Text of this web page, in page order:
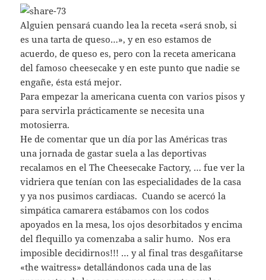
Alguien pensará cuando lea la receta «será snob, si
es una tarta de queso…», y en eso estamos de
acuerdo, de queso es, pero con la receta americana
del famoso cheesecake y en este punto que nadie se
engañe, ésta está mejor.
Para empezar la americana cuenta con varios pisos y
para servirla prácticamente se necesita una
motosierra.
He de comentar que un día por las Américas tras
una jornada de gastar suela a las deportivas
recalamos en el The Cheesecake Factory, … fue ver la
vidriera que tenían con las especialidades de la casa
y ya nos pusimos cardiacas. Cuando se acercó la
simpática camarera estábamos con los codos
apoyados en la mesa, los ojos desorbitados y encima
del flequillo ya comenzaba a salir humo. Nos era
imposible decidirnos!!! … y al final tras desgañitarse
«the waitress» detallándonos cada una de las